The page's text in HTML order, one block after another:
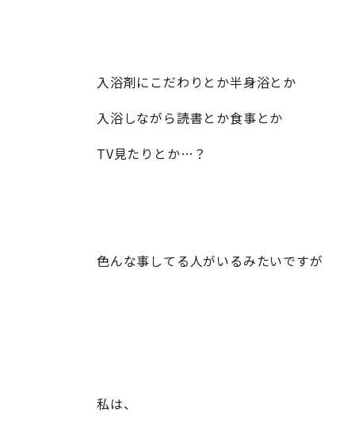
入浴剤にこだわりとか半身浴とか
入浴しながら読書とか食事とか
TV見たりとか…？
色んな事してる人がいるみたいですが
私は、